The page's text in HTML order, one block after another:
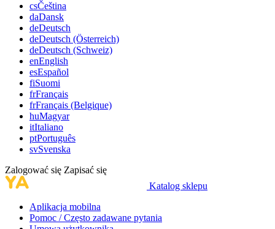
csČeština
daDansk
deDeutsch
deDeutsch (Österreich)
deDeutsch (Schweiz)
enEnglish
esEspañol
fiSuomi
frFrançais
frFrançais (Belgique)
huMagyar
itItaliano
ptPortuguês
svSvenska
Zalogować się Zapisać się
Katalog sklepu
Aplikacja mobilna
Pomoc / Często zadawane pytania